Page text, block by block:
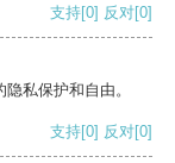
支持[0] 反对[0]
私保护和自由。
支持[0] 反对[0]